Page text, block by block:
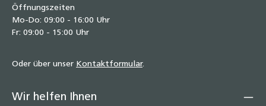
Öffnungszeiten
Mo-Do: 09:00 - 16:00 Uhr
Fr: 09:00 - 15:00 Uhr
Oder über unser Kontaktformular.
Wir helfen Ihnen